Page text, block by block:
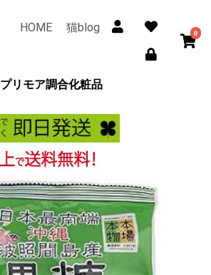
HOME 猫blog 0
プリモア調合化粧品